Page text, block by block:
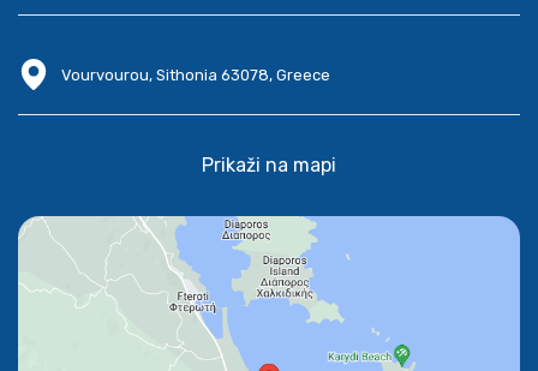
Vourvourou, Sithonia 63078, Greece
Prikaži na mapi